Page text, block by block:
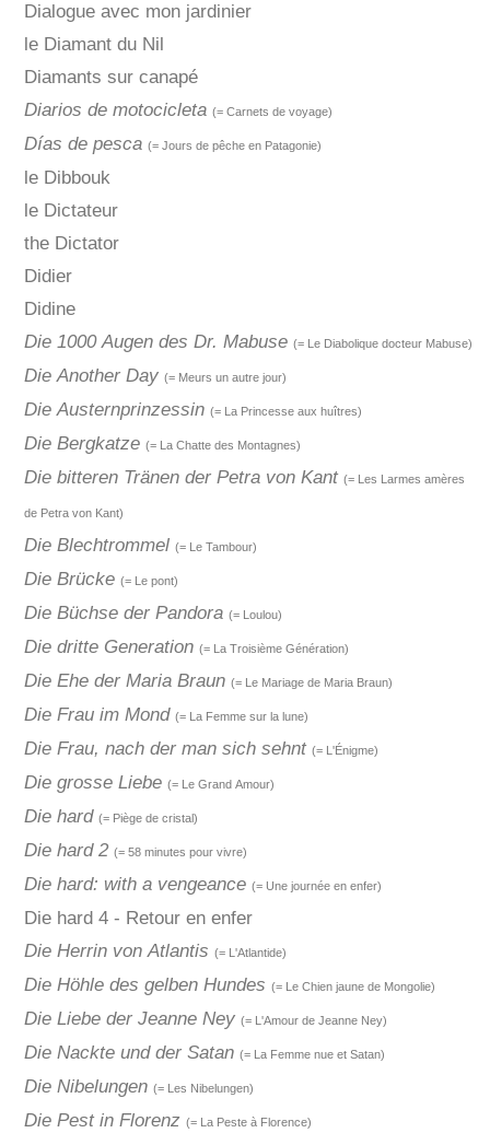
Dialogue avec mon jardinier
le Diamant du Nil
Diamants sur canapé
Diarios de motocicleta (= Carnets de voyage)
Días de pesca (= Jours de pêche en Patagonie)
le Dibbouk
le Dictateur
the Dictator
Didier
Didine
Die 1000 Augen des Dr. Mabuse (= Le Diabolique docteur Mabuse)
Die Another Day (= Meurs un autre jour)
Die Austernprinzessin (= La Princesse aux huîtres)
Die Bergkatze (= La Chatte des Montagnes)
Die bitteren Tränen der Petra von Kant (= Les Larmes amères
de Petra von Kant)
Die Blechtrommel (= Le Tambour)
Die Brücke (= Le pont)
Die Büchse der Pandora (= Loulou)
Die dritte Generation (= La Troisième Génération)
Die Ehe der Maria Braun (= Le Mariage de Maria Braun)
Die Frau im Mond (= La Femme sur la lune)
Die Frau, nach der man sich sehnt (= L'Énigme)
Die grosse Liebe (= Le Grand Amour)
Die hard (= Piège de cristal)
Die hard 2 (= 58 minutes pour vivre)
Die hard: with a vengeance (= Une journée en enfer)
Die hard 4 - Retour en enfer
Die Herrin von Atlantis (= L'Atlantide)
Die Höhle des gelben Hundes (= Le Chien jaune de Mongolie)
Die Liebe der Jeanne Ney (= L'Amour de Jeanne Ney)
Die Nackte und der Satan (= La Femme nue et Satan)
Die Nibelungen (= Les Nibelungen)
Die Pest in Florenz (= La Peste à Florence)